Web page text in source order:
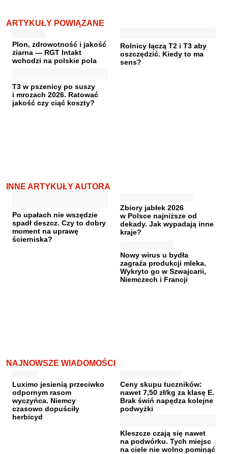
ARTYKUŁY POWIĄZANE
Plon, zdrowotność i jakość
ziarna — RGT Intakt
wchodzi na polskie pola
Rolnicy łączą T2 i T3 aby
oszczędzić. Kiedy to ma
sens?
T3 w pszenicy po suszy
i mrozach 2026. Ratować
jakość czy ciąć koszty?
INNE ARTYKUŁY AUTORA
Po upałach nie wszędzie
spadł deszcz. Czy to dobry
moment na uprawę
ścierniska?
Zbiory jabłek 2026
w Polsce najniższe od
dekady. Jak wypadają inne
kraje?
Nowy wirus u bydła
zagraża produkcji mleka.
Wykryto go w Szwajcarii,
Niemczech i Francji
NAJNOWSZE WIADOMOŚCI
Luximo jesienią przeciwko
odpornym rasom
wyczyńca. Niemcy
czasowo dopuściły
herbicyd
Ceny skupu tuczników:
nawet 7,50 zł/kg za klasę E.
Brak świń napędza kolejne
podwyżki
Kleszcze czają się nawet
na podwórku. Tych miejsc
na ciele nie wolno pominąć